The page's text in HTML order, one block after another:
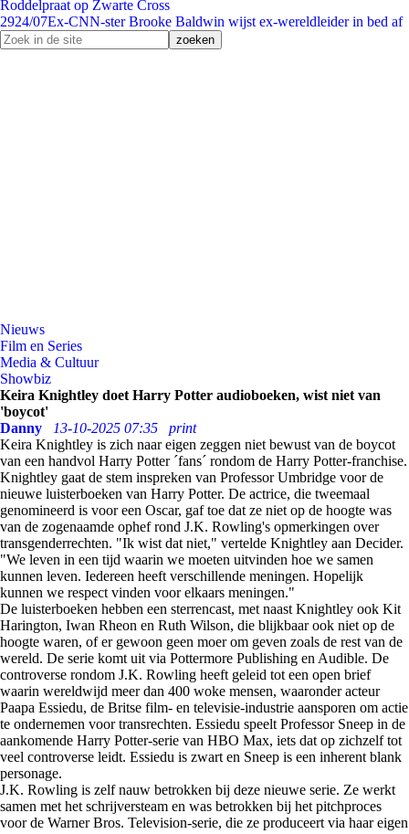
Roddelpraat op Zwarte Cross
2924/07Ex-CNN-ster Brooke Baldwin wijst ex-wereldleider in bed af
Nieuws
Film en Series
Media & Cultuur
Showbiz
Keira Knightley doet Harry Potter audioboeken, wist niet van
'boycot'
Danny
13-10-2025 07:35
print
Keira Knightley is zich naar eigen zeggen niet bewust van de boycot
van een handvol Harry Potter ´fans´ rondom de Harry Potter-franchise.
Knightley gaat de stem inspreken van Professor Umbridge voor de
nieuwe luisterboeken van Harry Potter. De actrice, die tweemaal
genomineerd is voor een Oscar, gaf toe dat ze niet op de hoogte was
van de zogenaamde ophef rond J.K. Rowling's opmerkingen over
transgenderrechten. "Ik wist dat niet," vertelde Knightley aan Decider.
"We leven in een tijd waarin we moeten uitvinden hoe we samen
kunnen leven. Iedereen heeft verschillende meningen. Hopelijk
kunnen we respect vinden voor elkaars meningen."
De luisterboeken hebben een sterrencast, met naast Knightley ook Kit
Harington, Iwan Rheon en Ruth Wilson, die blijkbaar ook niet op de
hoogte waren, of er gewoon geen moer om geven zoals de rest van de
wereld. De serie komt uit via Pottermore Publishing en Audible. De
controverse rondom J.K. Rowling heeft geleid tot een open brief
waarin wereldwijd meer dan 400 woke mensen, waaronder acteur
Paapa Essiedu, de Britse film- en televisie-industrie aansporen om actie
te ondernemen voor transrechten. Essiedu speelt Professor Sneep in de
aankomende Harry Potter-serie van HBO Max, iets dat op zichzelf tot
veel controverse leidt. Essiedu is zwart en Sneep is een inherent blank
personage.
J.K. Rowling is zelf nauw betrokken bij deze nieuwe serie. Ze werkt
samen met het schrijversteam en was betrokken bij het pitchproces
voor de Warner Bros. Television-serie, die ze produceert via haar eigen